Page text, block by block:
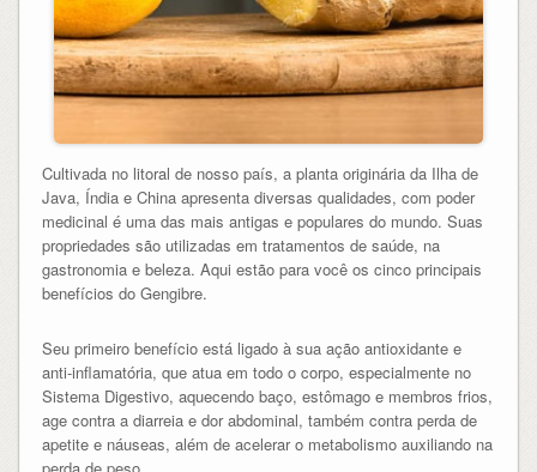
Cultivada no litoral de nosso país, a planta originária da Ilha de
Java, Índia e China apresenta diversas qualidades, com poder
medicinal é uma das mais antigas e populares do mundo. Suas
propriedades são utilizadas em tratamentos de saúde, na
gastronomia e beleza. Aqui estão para você os cinco principais
benefícios do Gengibre.
Seu primeiro benefício está ligado à sua ação antioxidante e
anti-inflamatória, que atua em todo o corpo, especialmente no
Sistema Digestivo, aquecendo baço, estômago e membros frios,
age contra a diarreia e dor abdominal, também contra perda de
apetite e náuseas, além de acelerar o metabolismo auxiliando na